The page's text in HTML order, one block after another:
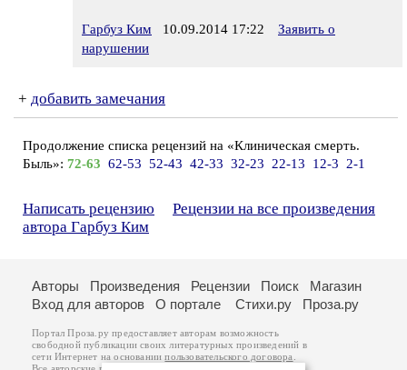
Гарбуз Ким 10.09.2014 17:22
Заявить о
нарушении
+ добавить замечания
Продолжение списка рецензий на «Клиническая смерть.
Быль»: 72-63 62-53 52-43 42-33 32-23 22-13 12-3 2-1
Написать рецензию
Рецензии на все произведения
автора Гарбуз Ким
Авторы Произведения Рецензии Поиск
Магазин
Вход для авторов
О портале Стихи.ру Проза.ру
Портал Проза.ру предоставляет авторам возможность
свободной публикации своих литературных произведений в
сети Интернет на основаниипользовательского договора